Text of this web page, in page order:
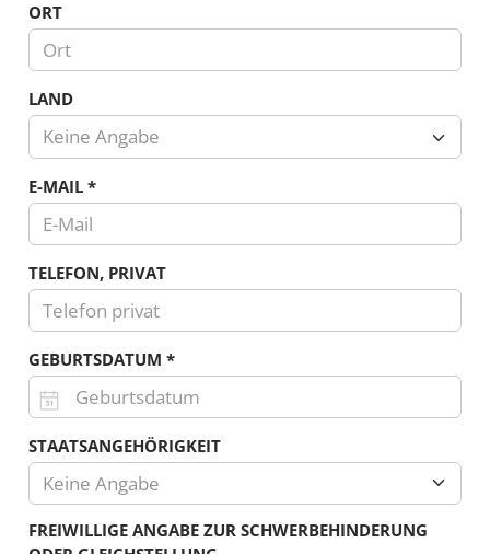
ORT
LAND
Keine Angabe
E-MAIL *
TELEFON, PRIVAT
sind
nur
Zahlen
und
die
Zeichen
Plus,
GEBURTSDATUM *
Beispiel:
01.10.2026
STAATSANGEHÖRIGKEIT
Keine Angabe
FREIWILLIGE ANGABE ZUR SCHWERBEHINDERUNG